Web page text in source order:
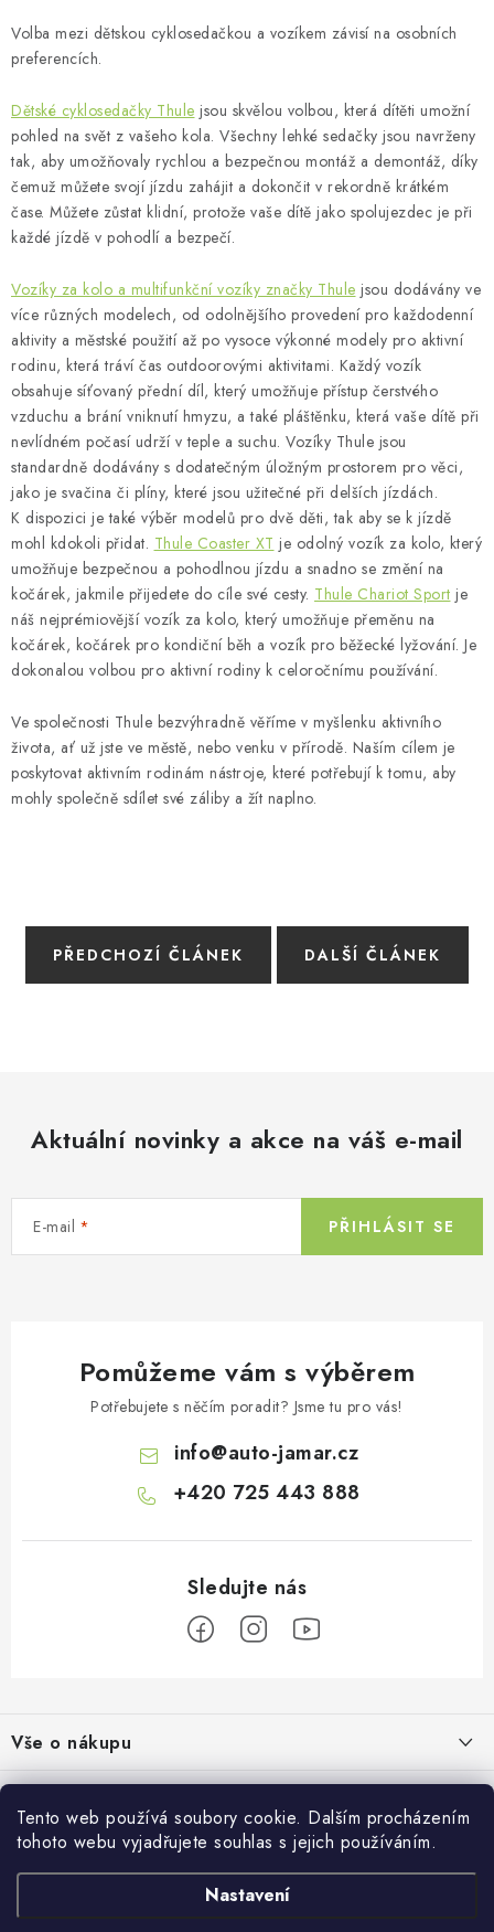
Tento web používá soubory cookie. Dalším procházením
tohoto webu vyjadřujete souhlas s jejich používáním.
Nastavení
Volba mezi dětskou cyklosedačkou a vozíkem závisí na osobních
preferencích.
Dětské cyklosedačky Thule jsou skvělou volbou, která dítěti umožní
pohled na svět z vašeho kola. Všechny lehké sedačky jsou navrženy
tak, aby umožňovaly rychlou a bezpečnou montáž a demontáž, díky
čemuž můžete svojí jízdu zahájit a dokončit v rekordně krátkém
čase. Můžete zůstat klidní, protože vaše dítě jako spolujezdec je při
každé jízdě v pohodlí a bezpečí.
Vozíky za kolo a multifunkční vozíky značky Thule jsou dodávány ve
více různých modelech, od odolnějšího provedení pro každodenní
aktivity a městské použití až po vysoce výkonné modely pro aktivní
rodinu, která tráví čas outdoorovými aktivitami. Každý vozík
obsahuje síťovaný přední díl, který umožňuje přístup čerstvého
vzduchu a brání vniknutí hmyzu, a také pláštěnku, která vaše dítě při
nevlídném počasí udrží v teple a suchu. Vozíky Thule jsou
standardně dodávány s dodatečným úložným prostorem pro věci,
jako je svačina či plíny, které jsou užitečné při delších jízdách.
K dispozici je také výběr modelů pro dvě děti, tak aby se k jízdě
mohl kdokoli přidat. Thule Coaster XT je odolný vozík za kolo, který
umožňuje bezpečnou a pohodlnou jízdu a snadno se změní na
kočárek, jakmile přijedete do cíle své cesty. Thule Chariot Sport je
náš nejprémiovější vozík za kolo, který umožňuje přeměnu na
kočárek, kočárek pro kondiční běh a vozík pro běžecké lyžování. Je
dokonalou volbou pro aktivní rodiny k celoročnímu používání.
Ve společnosti Thule bezvýhradně věříme v myšlenku aktivního
života, ať už jste ve městě, nebo venku v přírodě. Naším cílem je
poskytovat aktivním rodinám nástroje, které potřebují k tomu, aby
mohly společně sdílet své záliby a žít naplno.
PŘEDCHOZÍ ČLÁNEK DALŠÍ ČLÁNEK
Aktuální novinky a akce na váš e-mail
E-mail PŘIHLÁSIT SE
Pomůžeme vám s výběrem
Potřebujete s něčím poradit? Jsme tu pro vás!
info@auto-jamar.cz
+420 725 443 888
p
a
Vše o nákupu
Doprava a platba
Vrácení a výměna
Reklamace
Obchodní podmínky
O nás
Kontakty
Napište nám
Prodejna
Přijímáme online platby